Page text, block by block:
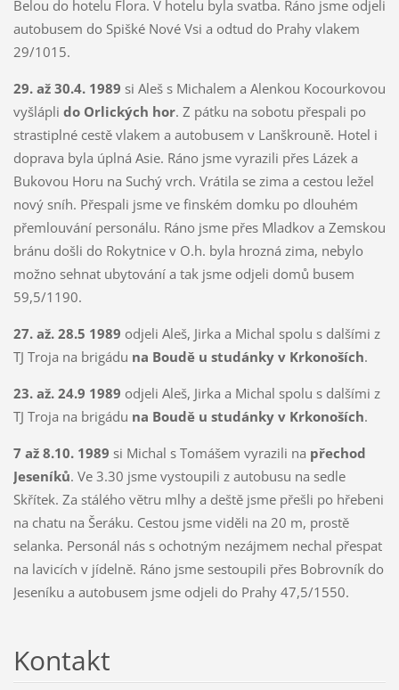
Belou do hotelu Flora. V hotelu byla svatba. Ráno jsme odjeli
autobusem do Spišké Nové Vsi a odtud do Prahy vlakem
29/1015.
29. až 30.4. 1989 si Aleš s Michalem a Alenkou Kocourkovou
vyšlápli do Orlických hor. Z pátku na sobotu přespali po
strastiplné cestě vlakem a autobusem v Lanškrouně. Hotel i
doprava byla úplná Asie. Ráno jsme vyrazili přes Lázek a
Bukovou Horu na Suchý vrch. Vrátila se zima a cestou ležel
nový sníh. Přespali jsme ve finském domku po dlouhém
přemlouvání personálu. Ráno jsme přes Mladkov a Zemskou
bránu došli do Rokytnice v O.h. byla hrozná zima, nebylo
možno sehnat ubytování a tak jsme odjeli domů busem
59,5/1190.
27. až. 28.5 1989 odjeli Aleš, Jirka a Michal spolu s dalšími z
TJ Troja na brigádu na Boudě u studánky v Krkonoších.
23. až. 24.9 1989 odjeli Aleš, Jirka a Michal spolu s dalšími z
TJ Troja na brigádu na Boudě u studánky v Krkonoších.
7 až 8.10. 1989 si Michal s Tomášem vyrazili na přechod
Jeseníků. Ve 3.30 jsme vystoupili z autobusu na sedle
Skřítek. Za stálého větru mlhy a deště jsme přešli po hřebeni
na chatu na Šeráku. Cestou jsme viděli na 20 m, prostě
selanka. Personál nás s ochotným nezájmem nechal přespat
na lavicích v jídelně. Ráno jsme sestoupili přes Bobrovník do
Jeseníku a autobusem jsme odjeli do Prahy 47,5/1550.
Kontakt